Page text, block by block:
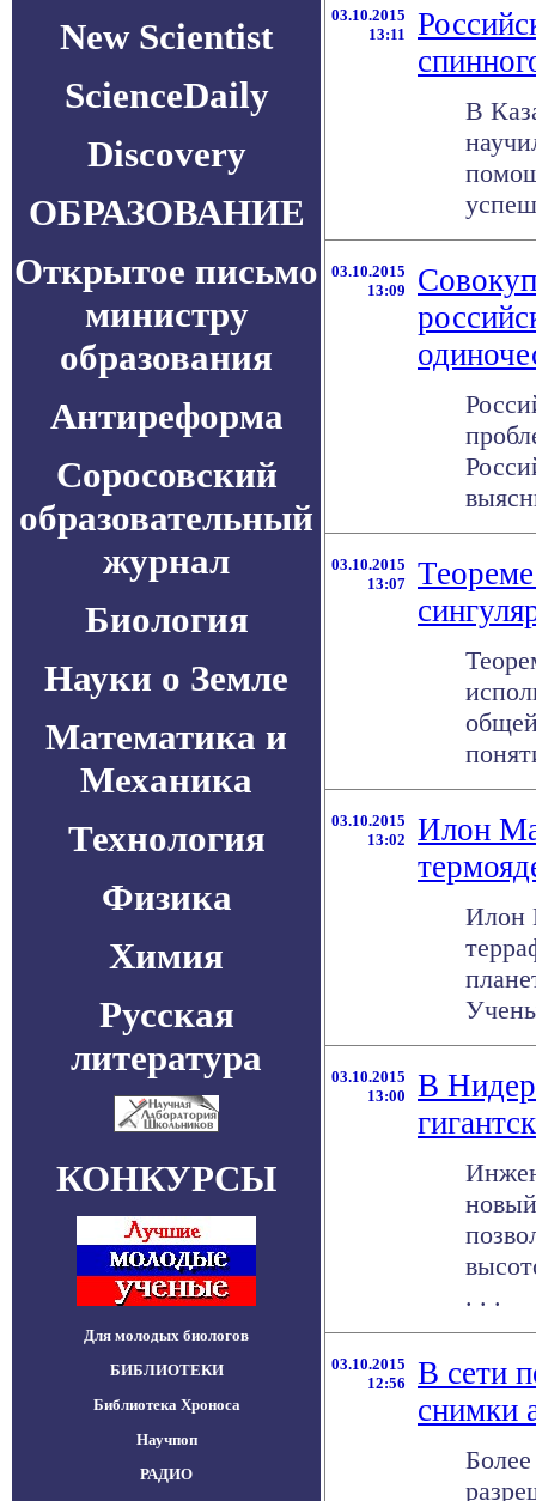
New Scientist
ScienceDaily
Discovery
ОБРАЗОВАНИЕ
Открытое письмо
министру
образования
Антиреформа
Соросовский
образовательный
журнал
Биология
Науки о Земле
Математика и
Механика
Технология
Физика
Химия
Русская
литература
КОНКУРСЫ
Для молодых биологов
БИБЛИОТЕКИ
Библиотека Хроноса
Научпоп
РАДИО
03.10.2015
13:11
В
03.10.2015
13:09
03.10.2015
13:07
03.10.2015
13:02
Илон
Илон
03.10.2015
13:00
В
. . .
03.10.2015
12:56
В сети
снимки